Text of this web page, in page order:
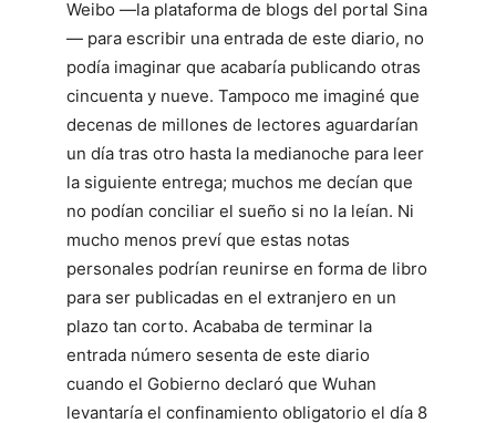
Weibo —la plataforma de blogs del portal Sina
— para escribir una entrada de este diario, no
podía imaginar que acabaría publicando otras
cincuenta y nueve. Tampoco me imaginé que
decenas de millones de lectores aguardarían
un día tras otro hasta la medianoche para leer
la siguiente entrega; muchos me decían que
no podían conciliar el sueño si no la leían. Ni
mucho menos preví que estas notas
personales podrían reunirse en forma de libro
para ser publicadas en el extranjero en un
plazo tan corto. Acababa de terminar la
entrada número sesenta de este diario
cuando el Gobierno declaró que Wuhan
levantaría el confinamiento obligatorio el día 8